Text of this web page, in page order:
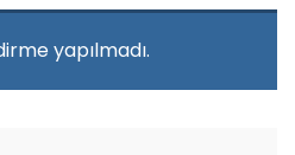
yapılmadı.